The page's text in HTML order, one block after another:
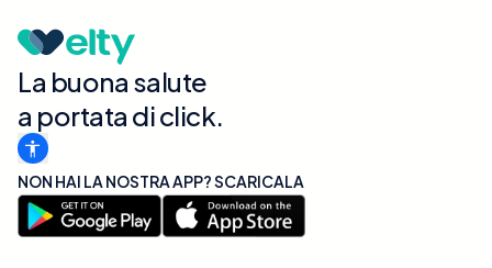
La buona salute
a portata di click.
NON HAI LA NOSTRA APP? SCARICALA